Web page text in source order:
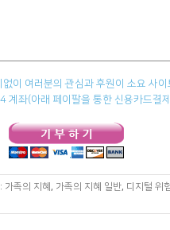
이 여러분의 관심과 후원이 소요 사
좌(아래 페이팔을 통한 신용카드결제
가족의 지혜 , 가족의 지혜 일반, 디지털 위